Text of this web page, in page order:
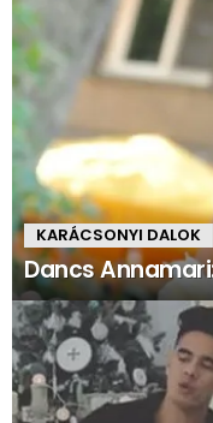
KARÁCSONYI DALOK
Dancs